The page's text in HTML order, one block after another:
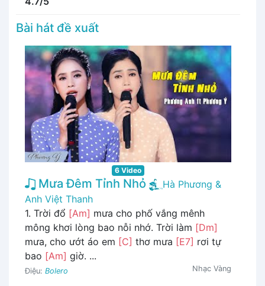
Bài hát đề xuất
6 Video
Mưa Đêm Tỉnh Nhỏ
Hà Phương &
Anh Việt Thanh
1. Trời đổ [Am] mưa cho phố vắng mênh
mông khơi lòng bao nỗi nhớ. Trời làm [Dm]
mưa, cho ướt áo em [C] thơ mưa [E7] rơi tự
bao [Am] giờ. ...
Điệu: Bolero Nhạc Vàng